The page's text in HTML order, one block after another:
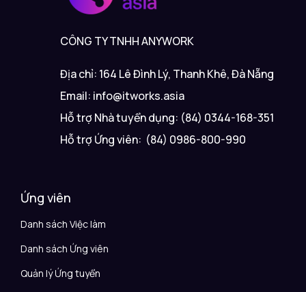
CÔNG TY TNHH ANYWORK
Địa chỉ: 164 Lê Đình Lý, Thanh Khê, Đà Nẵng
Email: info@itworks.asia
Hỗ trợ Nhà tuyển dụng: (84) 0344-168-351
Hỗ trợ Ứng viên: (84) 0986-800-990
Ứng viên
Danh sách Việc làm
Danh sách Ứng viên
Quản lý Ứng tuyển